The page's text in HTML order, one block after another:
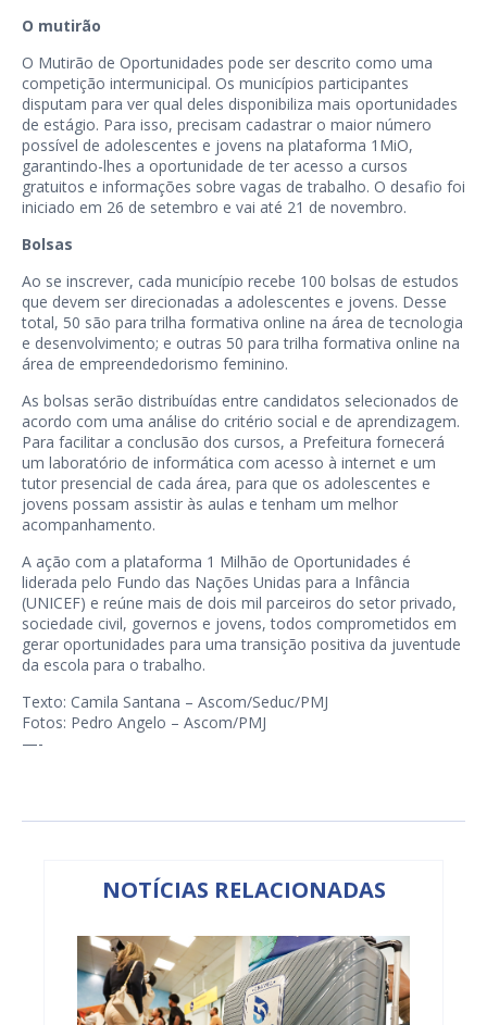
O mutirão
O Mutirão de Oportunidades pode ser descrito como uma
competição intermunicipal. Os municípios participantes
disputam para ver qual deles disponibiliza mais oportunidades
de estágio. Para isso, precisam cadastrar o maior número
possível de adolescentes e jovens na plataforma 1MiO,
garantindo-lhes a oportunidade de ter acesso a cursos
gratuitos e informações sobre vagas de trabalho. O desafio foi
iniciado em 26 de setembro e vai até 21 de novembro.
Bolsas
Ao se inscrever, cada município recebe 100 bolsas de estudos
que devem ser direcionadas a adolescentes e jovens. Desse
total, 50 são para trilha formativa online na área de tecnologia
e desenvolvimento; e outras 50 para trilha formativa online na
área de empreendedorismo feminino.
As bolsas serão distribuídas entre candidatos selecionados de
acordo com uma análise do critério social e de aprendizagem.
Para facilitar a conclusão dos cursos, a Prefeitura fornecerá
um laboratório de informática com acesso à internet e um
tutor presencial de cada área, para que os adolescentes e
jovens possam assistir às aulas e tenham um melhor
acompanhamento.
A ação com a plataforma 1 Milhão de Oportunidades é
liderada pelo Fundo das Nações Unidas para a Infância
(UNICEF) e reúne mais de dois mil parceiros do setor privado,
sociedade civil, governos e jovens, todos comprometidos em
gerar oportunidades para uma transição positiva da juventude
da escola para o trabalho.
Texto: Camila Santana – Ascom/Seduc/PMJ
Fotos: Pedro Angelo – Ascom/PMJ
—-
NOTÍCIAS RELACIONADAS